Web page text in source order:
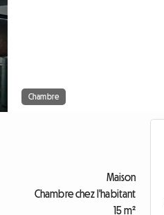
Chambre
Maison
Chambre chez l'habitant
15 m²